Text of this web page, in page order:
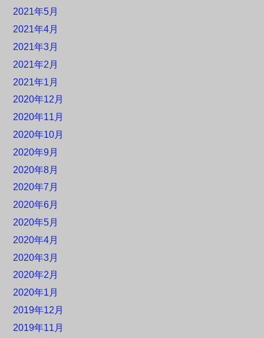
2021年5月
2021年4月
2021年3月
2021年2月
2021年1月
2020年12月
2020年11月
2020年10月
2020年9月
2020年8月
2020年7月
2020年6月
2020年5月
2020年4月
2020年3月
2020年2月
2020年1月
2019年12月
2019年11月